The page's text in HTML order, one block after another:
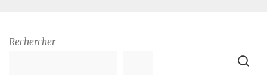
Rechercher